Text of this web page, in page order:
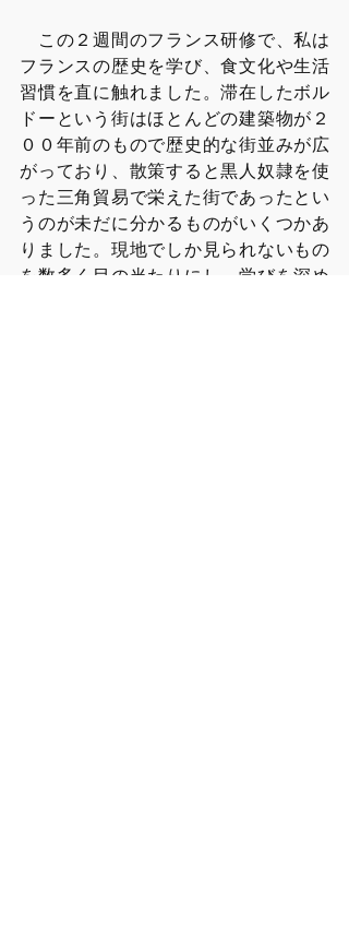
この２週間のフランス研修で、私は
フランスの歴史を学び、食文化や生活
習慣を直に触れました。滞在したボル
ドーという街はほとんどの建築物が２
００年前のもので歴史的な街並みが広
がっており、散策すると黒人奴隷を使
った三角貿易で栄えた街であったとい
うのが未だに分かるものがいくつかあ
りました。現地でしか見られないもの
を数多く目の当たりにし、学びを深め